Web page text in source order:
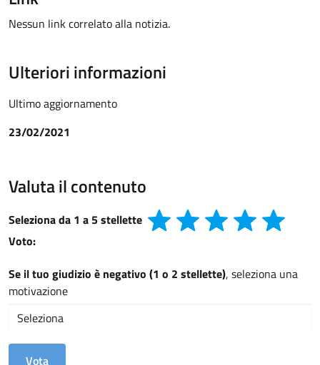
Nessun link correlato alla notizia.
Ulteriori informazioni
Ultimo aggiornamento
23/02/2021
Valuta il contenuto
Seleziona da 1 a 5 stellette
Voto:
Se il tuo giudizio è negativo (1 o 2 stellette), seleziona una
motivazione